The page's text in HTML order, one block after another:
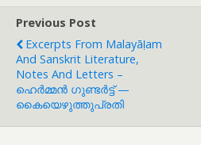
Previous Post
Excerpts From Malayāḷam
And Sanskrit Literature,
Notes And Letters –
ഹെർമ്മൻ ഗുണ്ടർട്ട് —
കൈയെഴുത്തുപ്രതി